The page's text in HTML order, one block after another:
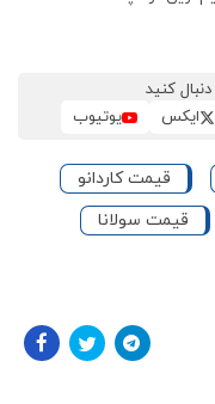
کنید
ایکس یوتیوب
قیمت کاردانو
قیمت سولانا